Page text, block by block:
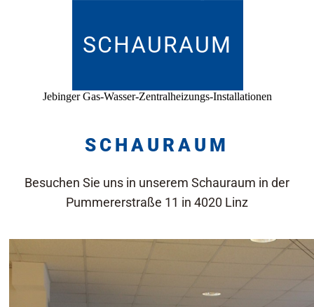
SCHAURAUM
Jebinger Gas-Wasser-Zentralheizungs-Installationen
SCHAURAUM
Besuchen Sie uns in unserem Schauraum in der
Pummererstraße 11 in 4020 Linz